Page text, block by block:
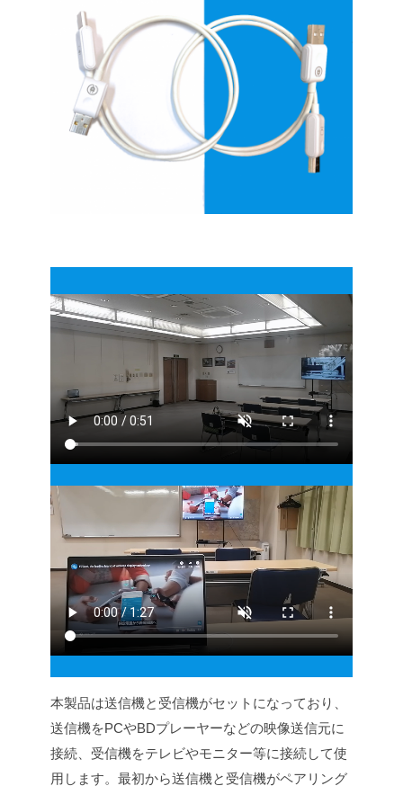
本製品は送信機と受信機がセットになっており、
送信機をPCやBDプレーヤーなどの映像送信元に
接続、受信機をテレビやモニター等に接続して使
用します。最初から送信機と受信機がペアリング